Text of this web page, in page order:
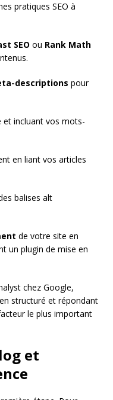
pratiques SEO à
SEO ou Rank Math
descriptions pour
et incluant vos mots-
en liant vos articles
balises alt
de votre site en
un plugin de mise en
chez Google,
structuré et répondant
le plus important
et